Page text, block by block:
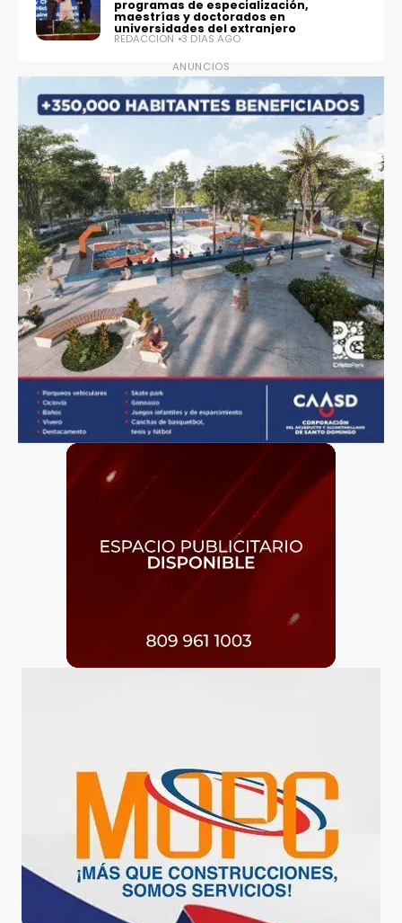
programas de especialización,
maestrías y doctorados en
universidades del extranjero
REDACCIÓN
3 DÍAS AGO
ANUNCIOS